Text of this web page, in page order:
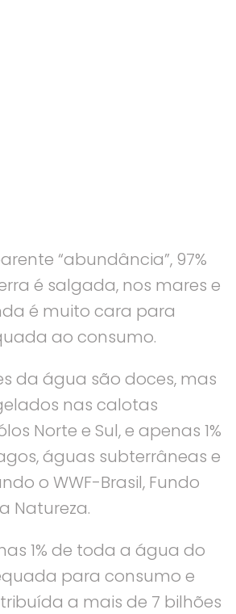
“abundância”, 97%
é salgada, nos mares e
é muito cara para
ao consumo.
da água são doces, mas
nas calotas
Norte e Sul, e apenas 1%
águas subterrâneas e
o WWF-Brasil, Fundo
Natureza.
1% de toda a água do
para consumo e
a mais de 7 bilhões